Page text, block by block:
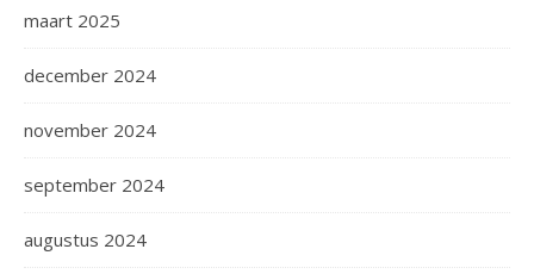
maart 2025
december 2024
november 2024
september 2024
augustus 2024